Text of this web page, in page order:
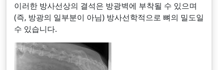
이러한 방사선상의 결석은 방광벽에 부착될 수 있으며
(즉, 방광의 일부분이 아님) 방사선학적으로 뼈의 밀도일
수 있습니다.